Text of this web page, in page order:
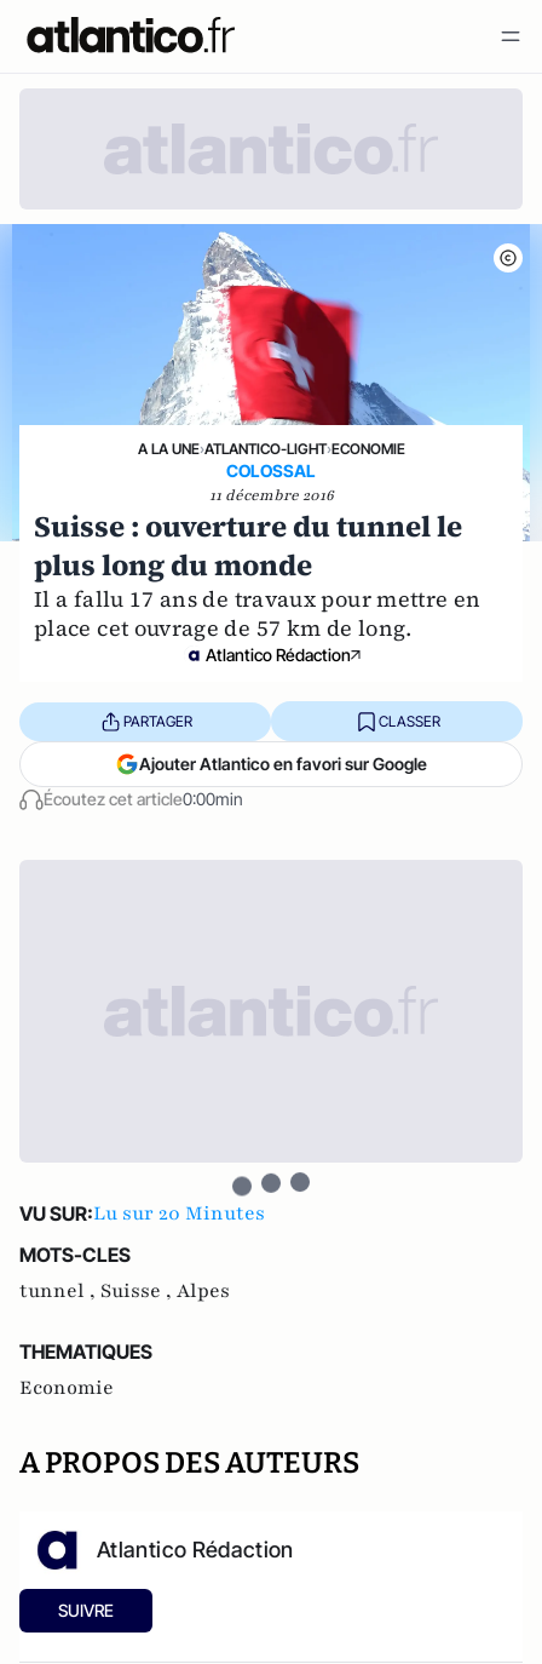
A LA UNE›ATLANTICO-LIGHT›ECONOMIE
COLOSSAL
11 décembre 2016
Suisse : ouverture du tunnel le
plus long du monde
Il a fallu 17 ans de travaux pour mettre en
place cet ouvrage de 57 km de long.
Atlantico Rédaction
Écoutez cet article0:00min
PARTAGER CLASSER
Ajouter Atlantico en favori sur Google
VU SUR:Lu sur 20 Minutes
MOTS-CLES
tunnel , Suisse , Alpes
THEMATIQUES
Economie
A PROPOS DES AUTEURS
Atlantico Rédaction
SUIVRE